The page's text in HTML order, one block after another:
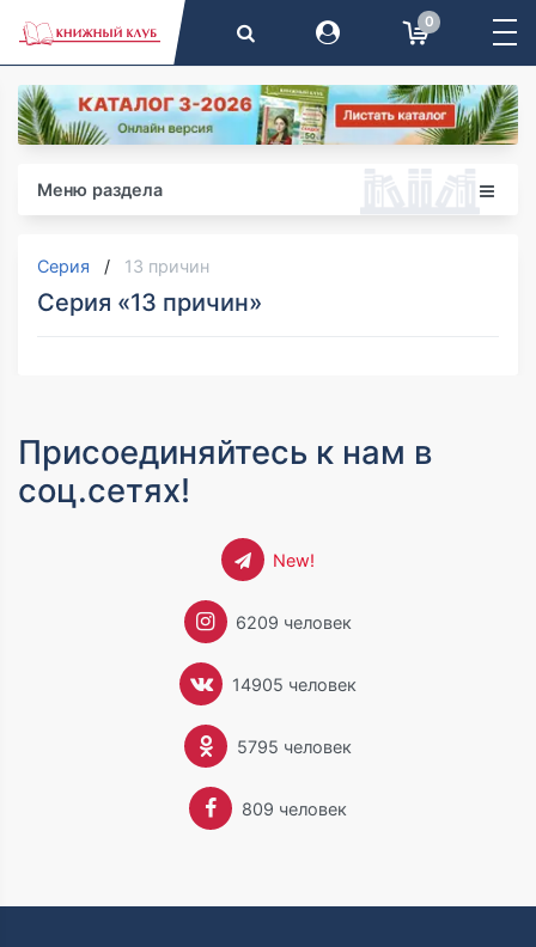
0
Меню раздела
Серия 13 причин
Серия «13 причин»
Присоединяйтесь к нам в
соц.сетях!
New!
6209 человек
14905 человек
5795 человек
809 человек